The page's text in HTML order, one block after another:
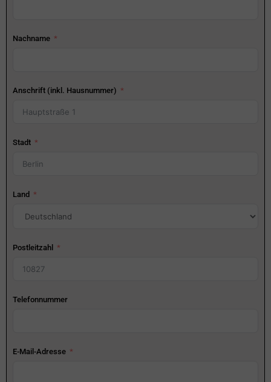
Nachname
Anschrift (inkl. Hausnummer)
Stadt
Land
Postleitzahl
Telefonnummer
E-Mail-Adresse